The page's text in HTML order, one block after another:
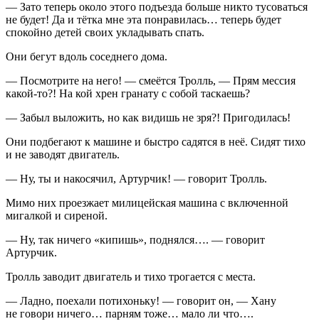
— Зато теперь около этого подъезда больше никто тусоваться
не будет! Да и тётка мне эта понравилась… теперь будет
спокойно детей своих укладывать спать.
Они бегут вдоль соседнего дома.
— Посмотрите на него! — смеётся Тролль, — Прям мессия
какой-то?! На кой хрен гранату с собой таскаешь?
— Забыл выложить, но как видишь не зря?! Пригодилась!
Они подбегают к машине и быстро садятся в неё. Сидят тихо
и не заводят двигатель.
— Ну, ты и накосячил, Артурчик! — говорит Тролль.
Мимо них проезжает милицейская машина с включенной
мигалкой и сиреной.
— Ну, так ничего «кипишь», поднялся…. — говорит
Артурчик.
Тролль заводит двигатель и тихо трогается с места.
— Ладно, поехали потихоньку! — говорит он, — Хану
не говори ничего… парням тоже… мало ли что….